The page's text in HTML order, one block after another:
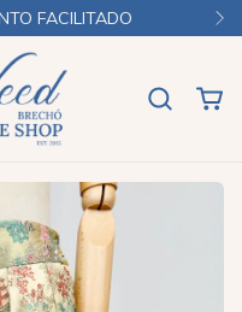
FACILITADO